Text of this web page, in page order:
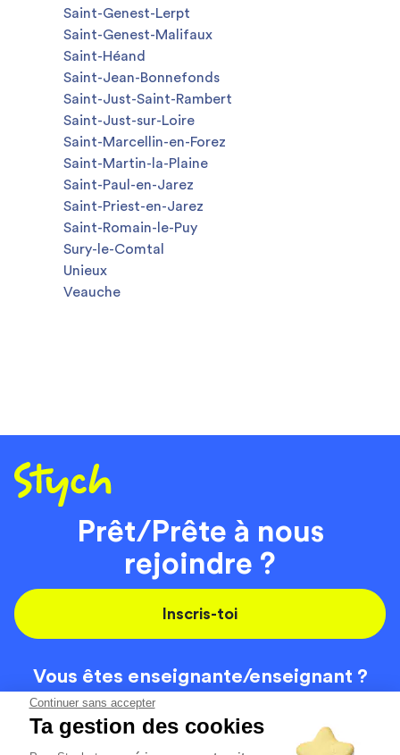
Continuer sans accepter
Ta gestion des cookies
Saint-Genest-Lerpt
Saint-Genest-Malifaux
Saint-Héand
Saint-Jean-Bonnefonds
Saint-Just-Saint-Rambert
Saint-Just-sur-Loire
Saint-Marcellin-en-Forez
Saint-Martin-la-Plaine
Saint-Paul-en-Jarez
Saint-Priest-en-Jarez
Saint-Romain-le-Puy
Sury-le-Comtal
Unieux
Veauche
Prêt/Prête à nous
rejoindre ?
Inscris-toi
Vous êtes enseignante/enseignant ?
On recrute